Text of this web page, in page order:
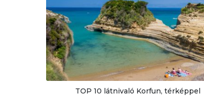
TOP 10 látnivaló Korfun, térképpel